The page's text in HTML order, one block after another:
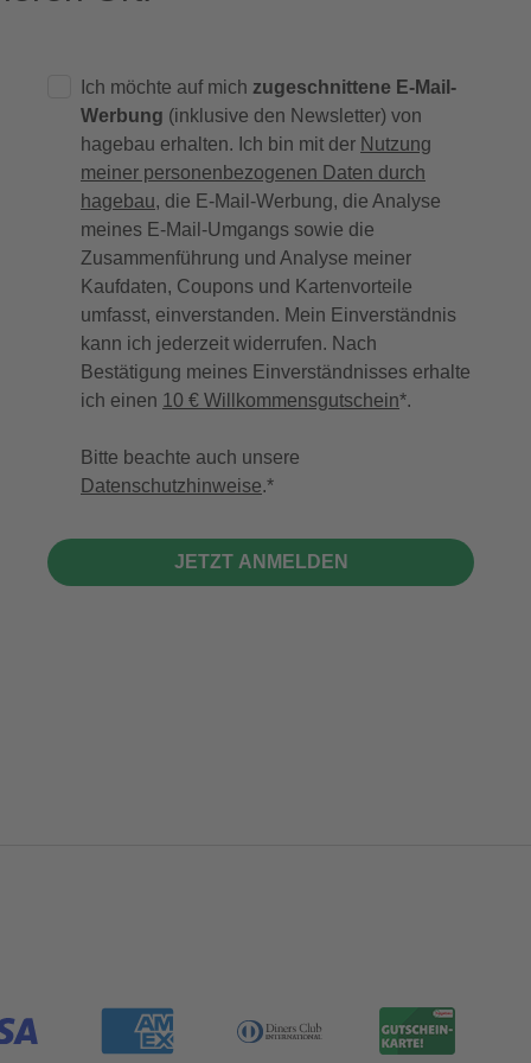
Ich möchte auf mich zugeschnittene E-Mail-
Werbung (inklusive den Newsletter) von
hagebau erhalten. Ich bin mit der Nutzung
meiner personenbezogenen Daten durch
hagebau, die E-Mail-Werbung, die Analyse
meines E-Mail-Umgangs sowie die
Zusammenführung und Analyse meiner
Kaufdaten, Coupons und Kartenvorteile
umfasst, einverstanden. Mein Einverständnis
kann ich jederzeit widerrufen. Nach
Bestätigung meines Einverständnisses erhalte
ich einen 10 € Willkommensgutschein*.
Bitte beachte auch unsere
Datenschutzhinweise.
JETZT ANMELDEN